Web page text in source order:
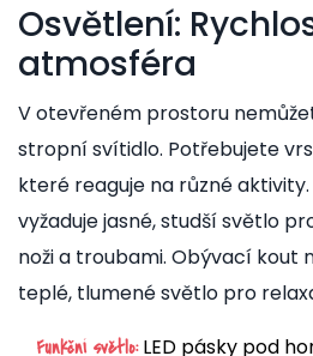
Osvětlení:
atmosféra
V otevřeném prostoru
stropní svítidlo. Potřebujete
které reaguje na různé
vyžaduje jasné, studší světlo
noži a troubami. Obývací kout
teplé, tlumené světlo pro
Funkční světlo:LED pásky pod